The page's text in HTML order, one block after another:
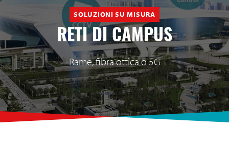
SOLUZIONI SU MISURA
RETI DI CAMPUS
Rame, fibra ottica o 5G